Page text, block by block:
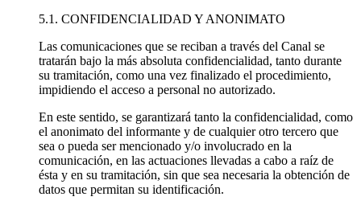
5.1. CONFIDENCIALIDAD Y ANONIMATO
Las comunicaciones que se reciban a través del Canal se
tratarán bajo la más absoluta confidencialidad, tanto durante
su tramitación, como una vez finalizado el procedimiento,
impidiendo el acceso a personal no autorizado.
En este sentido, se garantizará tanto la confidencialidad, como
el anonimato del informante y de cualquier otro tercero que
sea o pueda ser mencionado y/o involucrado en la
comunicación, en las actuaciones llevadas a cabo a raíz de
ésta y en su tramitación, sin que sea necesaria la obtención de
datos que permitan su identificación.